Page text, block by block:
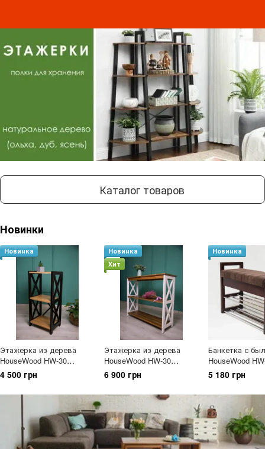
Каталог товаров
Новинки
Новинка
Этажерка из дерева
HouseWood HW-30
венге+лак 30х40х83см
ясень
4 500 грн
Новинка
Хит
Этажерка из дерева
HouseWood HW-30
комбинированная
100x85x33см
6 900 грн
Новинка
Банкетка с
HouseWood
ольхи Орех
5 180 грн